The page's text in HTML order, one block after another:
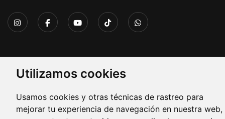
Utilizamos cookies
Usamos cookies y otras técnicas de rastreo para
mejorar tu experiencia de navegación en nuestra web,
Copyright © 2026. Todos los derechos reservados.